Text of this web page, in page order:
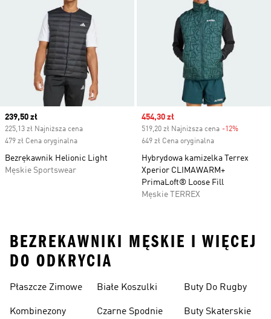
Current price
239,50 zł
225,13 zł Najniższa cena
479 zł Cena oryginalna
Bezrękawnik Helionic Light
Męskie Sportswear
Sale price
454,30 zł
519,20 zł Najniższa cena -12%
649 zł Cena oryginalna
Hybrydowa kamizelka Terrex
Xperior CLIMAWARM+
PrimaLoft® Loose Fill
Męskie TERREX
BEZREKAWNIKI MĘSKIE I WIĘCEJ
DO ODKRYCIA
Płaszcze Zimowe
Kombinezony
Białe Koszulki
Czarne Spodnie
Buty Do Rugby
Buty Skaterskie